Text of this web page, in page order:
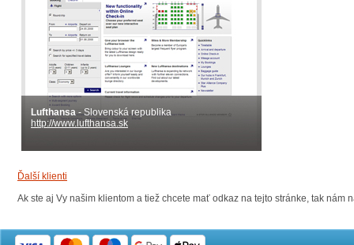
Lufthansa- Slovenská republika
http://www.lufthansa.sk
Ďalší klienti
Ak ste aj Vy našim klientom a tiež chcete mať odkaz na tejto stránke, tak nám